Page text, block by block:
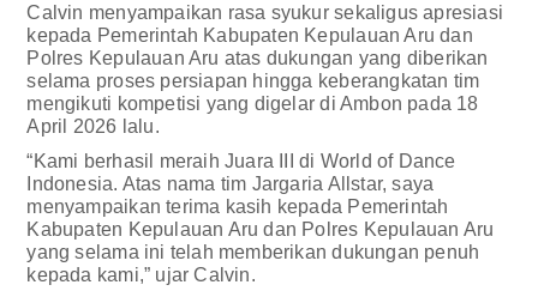
Calvin menyampaikan rasa syukur sekaligus apresiasi
kepada Pemerintah Kabupaten Kepulauan Aru dan
Polres Kepulauan Aru atas dukungan yang diberikan
selama proses persiapan hingga keberangkatan tim
mengikuti kompetisi yang digelar di Ambon pada 18
April 2026 lalu.
“Kami berhasil meraih Juara III di World of Dance
Indonesia. Atas nama tim Jargaria Allstar, saya
menyampaikan terima kasih kepada Pemerintah
Kabupaten Kepulauan Aru dan Polres Kepulauan Aru
yang selama ini telah memberikan dukungan penuh
kepada kami,” ujar Calvin.